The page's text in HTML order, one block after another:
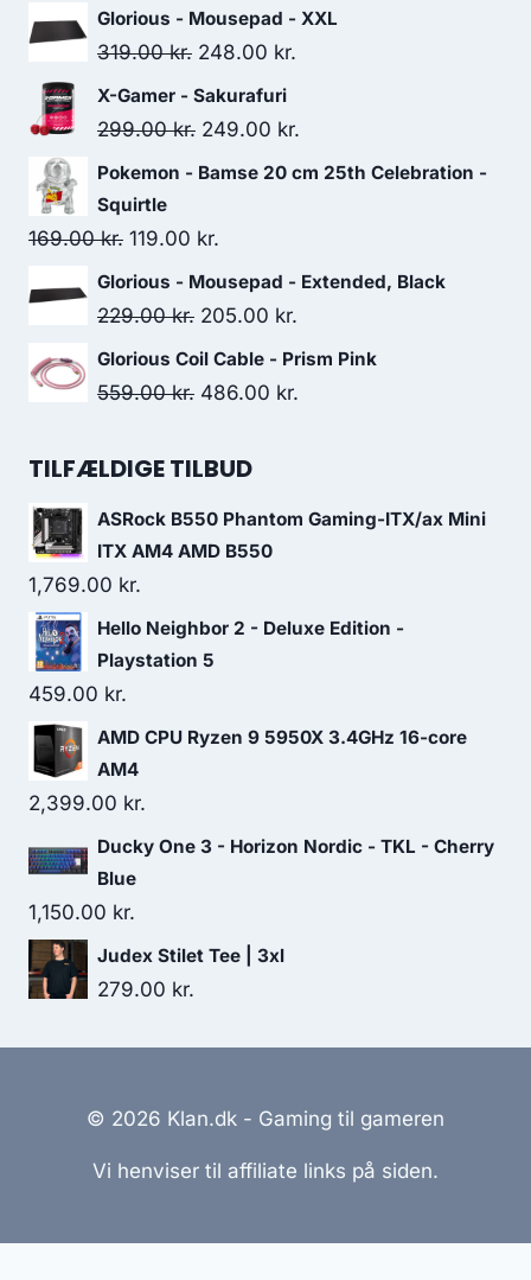
Glorious - Mousepad - XXL
319.00kr. Original
price
was:
248.00 kr.
X-Gamer - Sakurafuri
299.00kr. Original
price
299.00 kr..
249.00 kr.
price
Pokemon - Bamse 20 cm 25th Celebration -
Squirtle
169.00kr. Original
price
was:
119.00 kr.
price
is:
Glorious - Mousepad - Extended, Black
229.00kr. Original
price
was:
205.00 kr.
price
Glorious Coil Cable - Prism Pink
559.00kr. Original
was:
486.00 kr.
TILFÆLDIGE TILBUD
ASRock B550 Phantom Gaming-ITX/ax Mini
ITX AM4 AMD B550
1,769.00 kr.
Hello Neighbor 2 - Deluxe Edition -
Playstation 5
459.00 kr.
AMD CPU Ryzen 9 5950X 3.4GHz 16-core
AM4
2,399.00 kr.
Ducky One 3 - Horizon Nordic - TKL - Cherry
Blue
1,150.00 kr.
Judex Stilet Tee | 3xl
279.00 kr.
© 2026 Klan.dk - Gaming til gameren
Vi henviser til affiliate links på siden.